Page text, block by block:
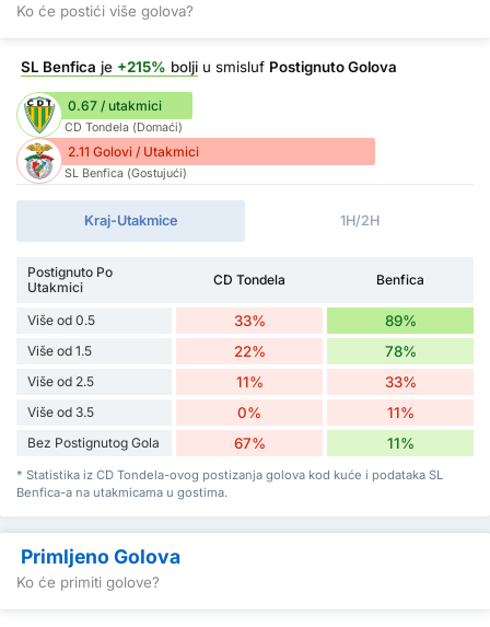
Ko će postići više golova?
SL Benfica je +215% bolji u smisluf Postignuto Golova
0.67 / utakmici
CD Tondela (Domaći)
2.11 Golovi / Utakmici
SL Benfica (Gostujući)
Kraj-Utakmice 1H/2H
Postignuto Po
Utakmici
CD Tondela Benfica
Više od 0.5 33% 89%
Više od 1.5 22% 78%
Više od 2.5 11% 33%
Više od 3.5 0% 11%
Bez Postignutog Gola 67% 11%
* Statistika iz CD Tondela-ovog postizanja golova kod kuće i podataka SL
Benfica-a na utakmicama u gostima.
Primljeno Golova
Ko će primiti golove?